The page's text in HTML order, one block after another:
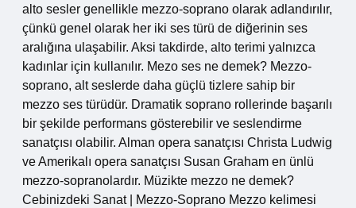
alto sesler genellikle mezzo-soprano olarak adlandırılır,
çünkü genel olarak her iki ses türü de diğerinin ses
aralığına ulaşabilir. Aksi takdirde, alto terimi yalnızca
kadınlar için kullanılır. Mezo ses ne demek? Mezzo-
soprano, alt seslerde daha güçlü tizlere sahip bir
mezzo ses türüdür. Dramatik soprano rollerinde başarılı
bir şekilde performans gösterebilir ve seslendirme
sanatçısı olabilir. Alman opera sanatçısı Christa Ludwig
ve Amerikalı opera sanatçısı Susan Graham en ünlü
mezzo-sopranolardır. Müzikte mezzo ne demek?
Cebinizdeki Sanat | Mezzo-Soprano Mezzo kelimesi